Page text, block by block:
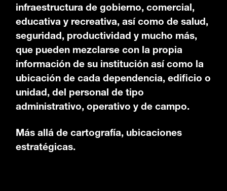
infraestructura de gobierno, comercial,
educativa y recreativa, así como de salud,
seguridad, productividad y mucho más,
que pueden mezclarse con la propia
información de su institución así como la
ubicación de cada dependencia, edificio o
unidad, del personal de tipo
administrativo, operativo y de campo.
Más allá de cartografía, ubicaciones
estratégicas.